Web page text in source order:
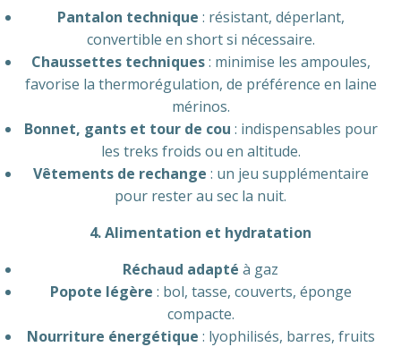
Pantalon technique : résistant, déperlant,
convertible en short si nécessaire.
Chaussettes techniques: minimise les ampoules,
favorise la thermorégulation, de préférence en laine
mérinos.
Bonnet, gants et tour de cou : indispensables pour
les treks froids ou en altitude.
Vêtements de rechange : un jeu supplémentaire
pour rester au sec la nuit.
4. Alimentation et hydratation
Réchaud adapté à gaz
Popote légère : bol, tasse, couverts, éponge
compacte.
Nourriture énergétique : lyophilisés, barres, fruits